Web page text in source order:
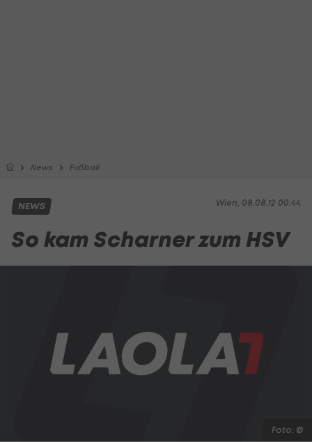
News Fußball
Wien, 08.08.12 00:44
NEWS
So kam Scharner zum HSV
Foto: ©